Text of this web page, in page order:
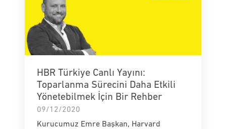
HBR Türkiye Canlı Yayını:
Toparlanma Sürecini Daha Etkili
Yönetebilmek İçin Bir Rehber
09/12/2020
Kurucumuz Emre Başkan, Harvard